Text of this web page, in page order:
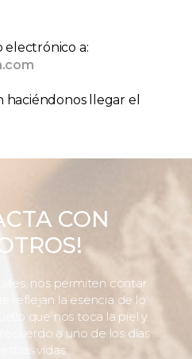
electrónico a:
haciéndonos llegar el
CON
nos permiten contar
reflejan la esencia de lo
que nos toca la piel y
a uno de los días
vidas.